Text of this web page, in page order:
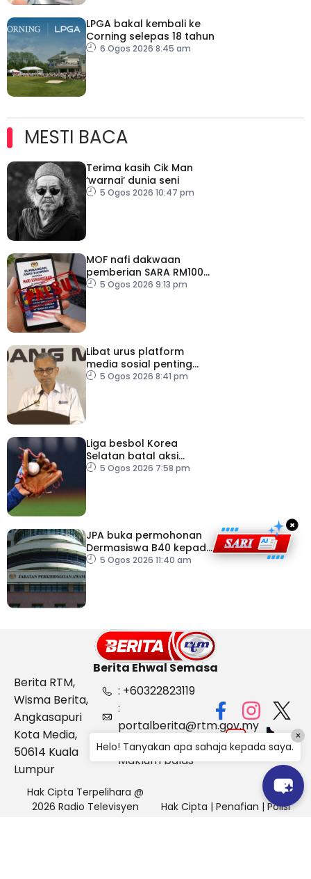
LPGA bakal kembali ke
Corning selepas 18 tahun
6 Ogos 2026 8:45 am
MESTI BACA
Terima kasih Cik Man
‘warnai’ dunia seni
5 Ogos 2026 10:47 pm
MOF nafi dakwaan
pemberian SARA RM100
sempena Hari
5 Ogos 2026 9:13 pm
Libat urus platform
media sosial penting
bendung perbuatan
5 Ogos 2026 8:41 pm
Liga besbol Korea
Selatan batal aksi
susulan gelombang haba
5 Ogos 2026 7:58 pm
JPA buka permohonan
Dermasiswa B40 kepada
lepasan SPM
5 Ogos 2026 11:40 am
×
Berita Ehwal Semasa
Berita RTM,
Wisma Berita,
Angkasapuri
Kota Media,
50614 Kuala
Lumpur
: +60322823119
:
portalberita@rtm.gov.my
: Aduan &
Maklum balas
Hak Cipta Terpelihara @
2026 Radio Televisyen
Hak Cipta | Penafian | Polisi
Helo! Tanyakan apa sahaja kepada saya.
×